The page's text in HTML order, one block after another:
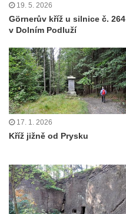
19. 5. 2026
Görnerův kříž u silnice č. 264
v Dolním Podluží
17. 1. 2026
Kříž jižně od Prysku